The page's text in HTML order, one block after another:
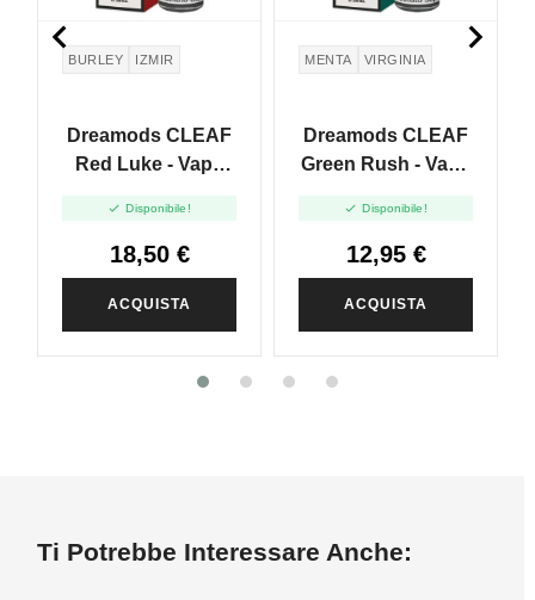
BURLEY IZMIR
Dreamods CLEAF
Red Luke - Vape
 Disponibile!
18,50 €
ACQUISTA
MENTA VIRGINIA
Dreamods CLEAF
Green Rush - Vape
 Disponibile!
12,95 €
ACQUISTA
 
Ti Potrebbe Interessare Anche: